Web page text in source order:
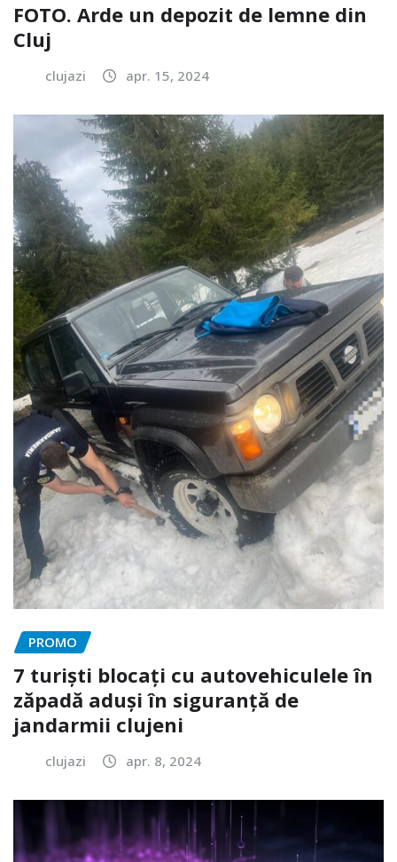
FOTO. Arde un depozit de lemne din
Cluj
clujazi apr. 15, 2024
PROMO
7 turiști blocați cu autovehiculele în
zăpadă aduși în siguranță de
jandarmii clujeni
clujazi apr. 8, 2024